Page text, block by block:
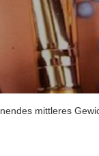
mittleres